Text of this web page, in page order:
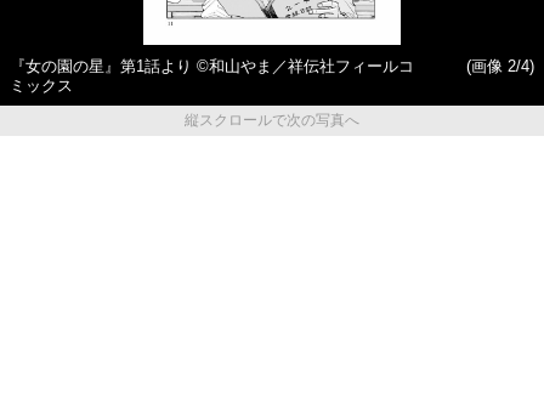
『女の園の星』第1話より ©和山やま／祥伝社フィールコ
ミックス
(画像 2/4)
縦スクロールで次の写真へ